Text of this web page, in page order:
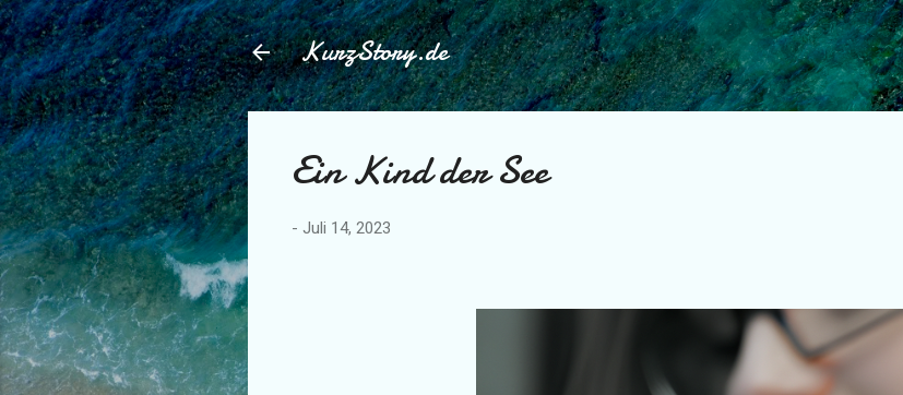
Direkt zum Hauptbereich
KurzStory.de
Ein Kind der See
- Juli 14, 2023